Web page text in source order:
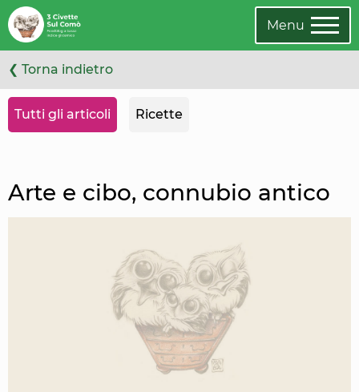
Leggi
l'articolo
Oppure
cambia
categoria
Menu
❮ Torna indietro
Tutti gli articoli Ricette
Arte e cibo, connubio antico